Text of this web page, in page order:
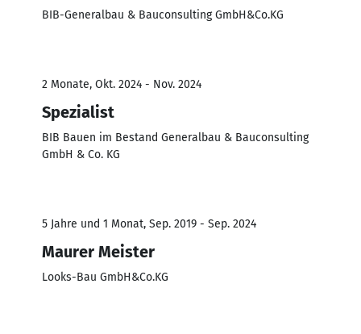
BIB-Generalbau & Bauconsulting GmbH&Co.KG
2 Monate, Okt. 2024 - Nov. 2024
Spezialist
BIB Bauen im Bestand Generalbau & Bauconsulting
GmbH & Co. KG
5 Jahre und 1 Monat, Sep. 2019 - Sep. 2024
Maurer Meister
Looks-Bau GmbH&Co.KG